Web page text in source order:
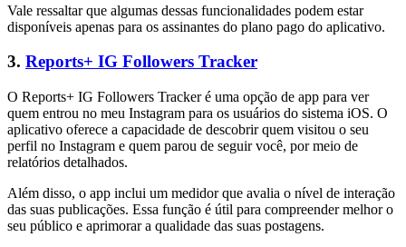
Vale ressaltar que algumas dessas funcionalidades podem estar
disponíveis apenas para os assinantes do plano pago do aplicativo.
3. Reports+ IG Followers Tracker
O Reports+ IG Followers Tracker é uma opção de app para ver
quem entrou no meu Instagram para os usuários do sistema iOS. O
aplicativo oferece a capacidade de descobrir quem visitou o seu
perfil no Instagram e quem parou de seguir você, por meio de
relatórios detalhados.
Além disso, o app inclui um medidor que avalia o nível de interação
das suas publicações. Essa função é útil para compreender melhor o
seu público e aprimorar a qualidade das suas postagens.